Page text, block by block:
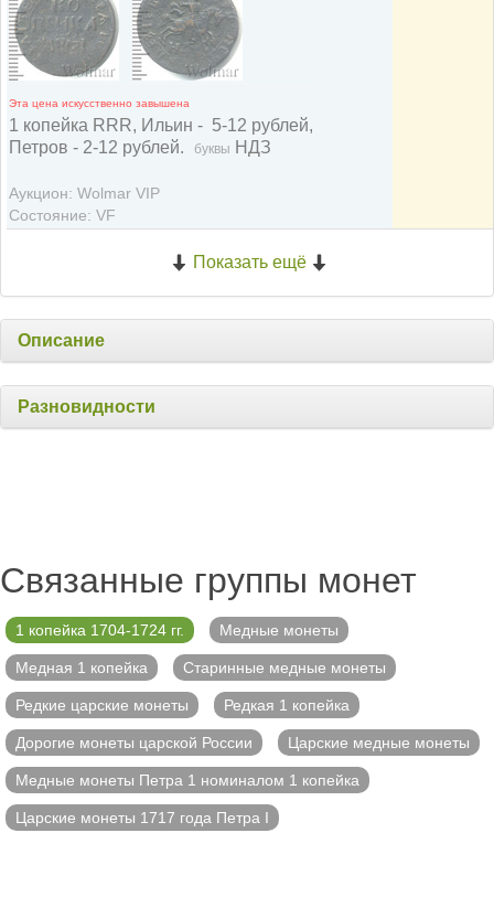
Эта цена искусственно завышена
1 копейка RRR, Ильин - 5-12 рублей,
Петров - 2-12 рублей.
буквы НДЗ
Аукцион: Wolmar VIP
Состояние: VF
Показать ещё
Описание
Разновидности
Связанные группы монет
1 копейка 1704-1724 гг. Медные монеты
Медная 1 копейка Старинные медные монеты
Редкие царские монеты Редкая 1 копейка
Дорогие монеты царской России Царские медные монеты
Медные монеты Петра 1 номиналом 1 копейка
Царские монеты 1717 года Петра I